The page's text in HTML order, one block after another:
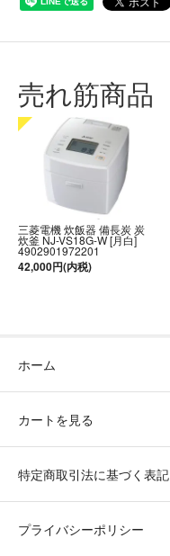
売れ筋商品
三菱電機 炊飯器 備長炭 炭
炊釜 NJ-VS18G-W [月白]
4902901972201
42,000円(内税)
ホーム
カートを見る
特定商取引法に基づく表記
プライバシーポリシー